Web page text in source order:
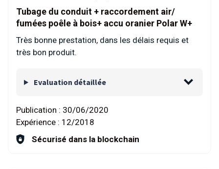
Tubage du conduit + raccordement air/
fumées poêle à bois+ accu oranier Polar W+
Très bonne prestation, dans les délais requis et
très bon produit.
Evaluation détaillée
Publication : 30/06/2020
Expérience : 12/2018
Sécurisé dans la blockchain